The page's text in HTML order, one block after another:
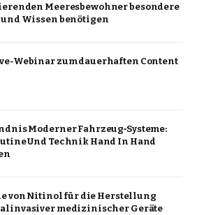
Meeresbewohner besondere
Wissen benötigen
Webinar zum dauerhaften Content
Moderner Fahrzeug‑Systeme:
Und Technik Hand In Hand
von Nitinol für die Herstellung
medizinischer Geräte